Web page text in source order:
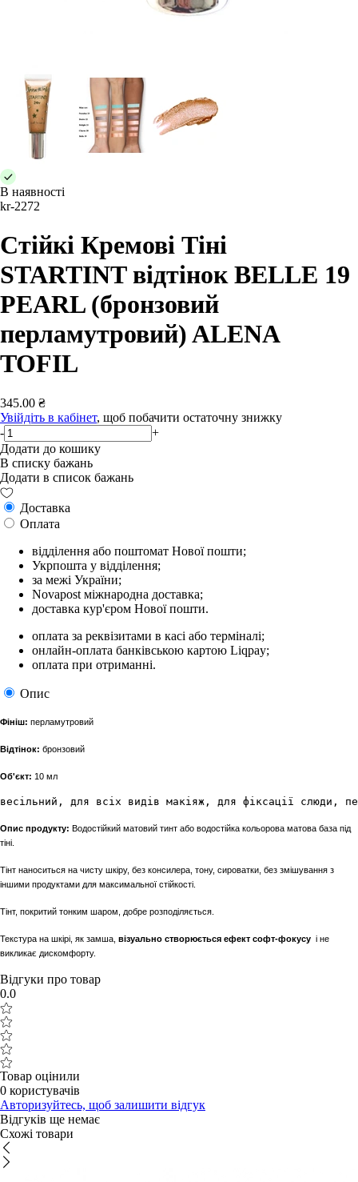
В наявності
kr-2272
Стійкі Кремові Тіні
STARTINT відтінок BELLE 19
PEARL (бронзовий
перламутровий) ALENA
TOFIL
345.00 ₴
Увійдіть в кабінет, щоб побачити остаточну знижку
-
+
Додати до кошику
В списку бажань
Додати в список бажань
Доставка
Оплата
відділення або поштомат Нової пошти;
Укрпошта у відділення;
за межі України;
Novapost міжнародна доставка;
доставка кур'єром Нової пошти.
оплата за реквізитами в касі або терміналі;
онлайн-оплата банківською картою Liqpay;
оплата при отриманні.
Опис
Фініш: перламутровий
Відтінок: бронзовий
Об'єкт: 10 мл
весільний, для всіх видів макіяж, для фіксації слюди,
Опис продукту: Водостійкий матовий тинт або водостійка кольорова матова база під
тіні.
Тінт наноситься на чисту шкіру, без консилера, тону, сироватки, без змішування з
іншими продуктами для максимальної стійкості.
Тінт, покритий тонким шаром, добре розподіляється.
Текстура на шкірі, як замша, візуально створюється ефект софт-фокусу і не
викликає дискомфорту.
Відгуки про товар
0.0
Товар оцінили
0 користувачів
Авторизуйтесь, щоб залишити відгук
Відгуків ще немає
Схожі товари